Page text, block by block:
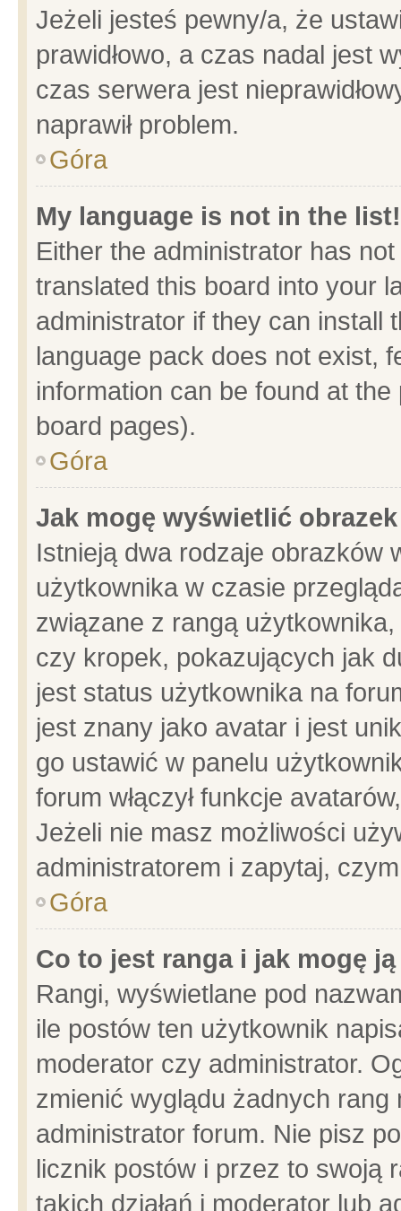
Jeżeli jesteś pewny/a, że
prawidłowo, a czas nadal jest
czas serwera jest
naprawił problem.
Góra
My language is not in the list!
Either the administrator has
translated this board into your
administrator if they can install
language pack does not exist,
information can be found at
board pages).
Góra
Jak mogę wyświetlić
Istnieją dwa rodzaje obrazków
użytkownika w czasie
związane z rangą
czy kropek, pokazujących jak
jest status użytkownika na
jest znany jako avatar i jest
go ustawić w panelu
forum włączył funkcje
Jeżeli nie masz możliwości
administratorem i zapytaj,
Góra
Co to jest ranga i jak mogę
Rangi, wyświetlane pod
ile postów ten użytkownik
moderator czy administrator.
zmienić wyglądu żadnych
administrator forum. Nie pisz
licznik postów i przez to swoją
takich działań i moderator lub